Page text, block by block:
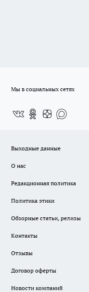
Мы в социальных сетях
Выходные данные
О нас
Редакционная политика
Политика этики
Обзорные статьи, релизы
Контакты
Отзывы
Договор оферты
Новости компаний